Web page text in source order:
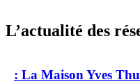
L’actualité des
: La Maison Yves